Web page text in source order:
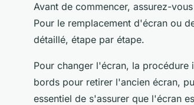
Avant de commencer, assurez-
Pour le remplacement d'écran ou
détaillé, étape par étape.
Pour changer l'écran, la procédure
bords pour retirer l'ancien écran,
essentiel de s'assurer que l'écran